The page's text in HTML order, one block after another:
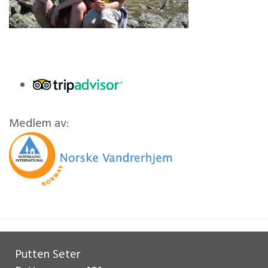
Medlem av:
Putten Seter